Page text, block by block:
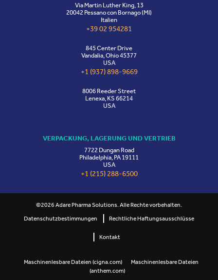
Via Martin Luther King, 13
20042 Pessano con Bornago (MI)
Italien
+39 02 954281
845 Center Drive
Vandalia, Ohio 45377
USA
+1 (937) 898-9669
8006 Reeder Street
Lenexa, KS 66214
USA
VERPACKUNG, LAGERUNG UND VERTRIEB
7722 Dungan Road
Philadelphia, PA 19111
USA
+1 (215) 288-6500
©2026 Adare Pharma Solutions. Alle Rechte vorbehalten.
Datenschutzbestimmungen
Rechtliche Haftungsausschlüsse
Kontakt
Maschinenlesbare Dateien (cigna.com)
Maschinenlesbare Dateien
(anthem.com)